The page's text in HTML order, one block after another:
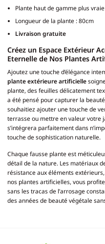
Plante haut de gamme plus
Longueur de la plante : 80cm
Livraison gratuite
Créez un Espace Extérieur
Eternelle de Nos Plantes
Ajoutez une touche d’élégance
plante extérieure artificielle
plante, des feuilles délicatement
a été pensé pour capturer la
souhaitiez ajouter une touche de
terrasse ou mettre en valeur votre
s’intégrera parfaitement dans
touche de sophistication naturelle.
Chaque fausse plante est
détail de la nature. Les matériaux
résistance aux éléments
nos plantes artificielles, vous
sans les tracas de l’arrosage
des années de beauté végétale